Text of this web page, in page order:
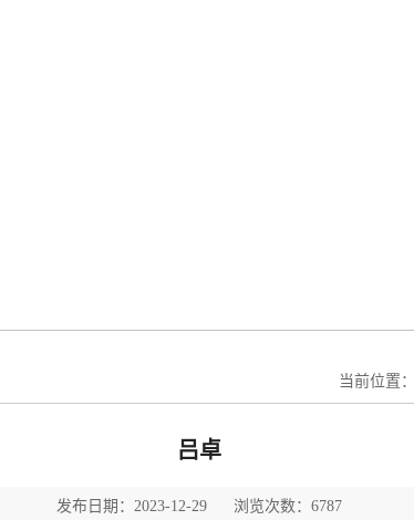
当前位置：
吕卓
发布日期：2023-12-29 浏览次数：6787